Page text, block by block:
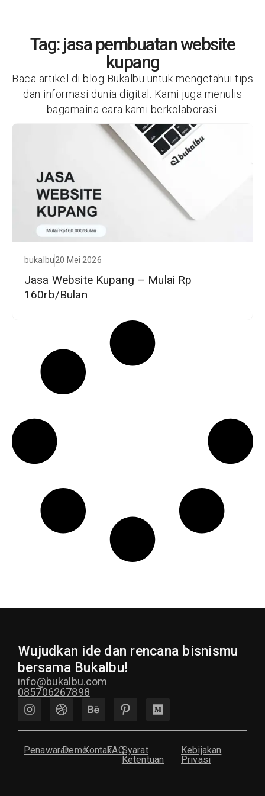
Tag: jasa pembuatan website
kupang
Baca artikel di blog Bukalbu untuk mengetahui tips
dan informasi dunia digital. Kami juga menulis
bagamaina cara kami berkolaborasi.
bukalbu20 Mei 2026
Jasa Website Kupang – Mulai Rp
160rb/Bulan
Wujudkan ide dan rencana bisnismu
bersama Bukalbu!
info@bukalbu.com
085706267898
PenawaranDemoKontakFAQSyarat
Ketentuan
Kebijakan
Privasi